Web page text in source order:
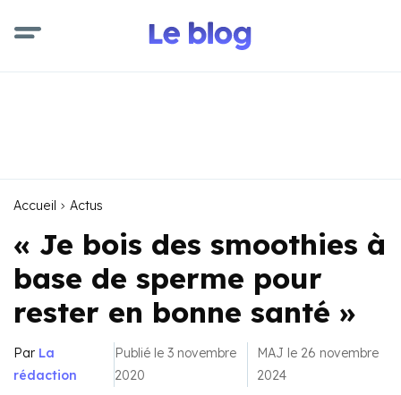
Accueil Actus
« Je bois des smoothies à
base de sperme pour
rester en bonne santé »
Par La
rédaction
Publié le 3 novembre
2020
MAJ le 26 novembre
2024